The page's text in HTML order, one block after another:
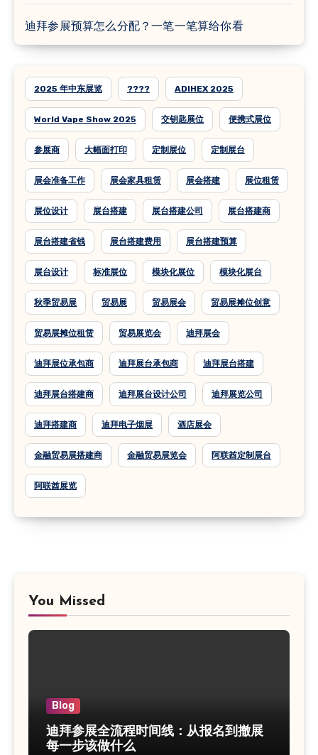
迪拜参展预算怎么分配？一笔一笔算给你看
2025 年中东展览 ???? ADIHEX 2025
World Vape Show 2025 交钥匙展位 便携式展位
参展商 大幅面打印 定制展位 定制展台
展会准备工作 展会家具租赁 展会搭建 展位租赁
展位设计 展台搭建 展台搭建公司 展台搭建商
展台搭建省钱 展台搭建费用 展台搭建预算
展台设计 标准展位 模块化展位 模块化展台
秋季贸易展 贸易展 贸易展会 贸易展摊位创意
贸易展摊位租赁 贸易展览会 迪拜展会
迪拜展位承包商 迪拜展台承包商 迪拜展台搭建
迪拜展台搭建商 迪拜展台设计公司 迪拜展览公司
迪拜搭建商 迪拜电子烟展 酒店展会
金融贸易展搭建商 金融贸易展览会 阿联酋定制展台
阿联酋展览
You Missed
Blog
迪拜参展全流程时间线：从报名到撤展
每一步该做什么